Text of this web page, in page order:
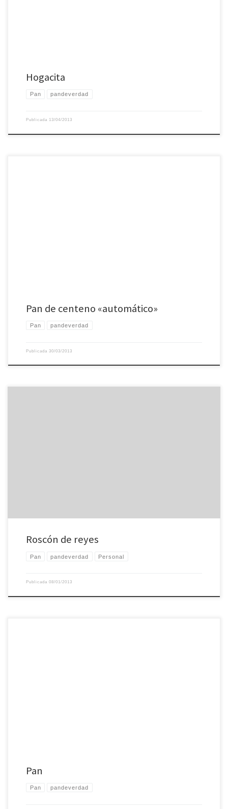
Hogacita
Pan pandeverdad
Publicada 13/04/2013
Pan de centeno «automático»
Pan pandeverdad
Publicada 30/03/2013
Roscón de reyes
Pan pandeverdad Personal
Publicada 08/01/2013
Pan
Pan pandeverdad